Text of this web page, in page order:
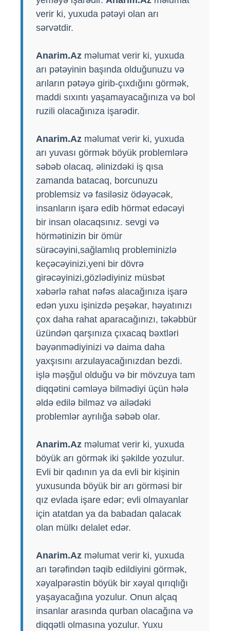
verir ki, yuxuda pətəyi olan arı
sərvətdir.
Anarim.Az məlumat verir ki, yuxuda
arı pətəyinin başında olduğunuzu və
arıların pətəyə girib-çıxdığını görmək,
maddi sıxıntı yaşamayacağınıza və bol
ruzili olacağınıza işarədir.
Anarim.Az məlumat verir ki, yuxuda
arı yuvası görmək böyük problemlərə
səbəb olacaq, əlinizdəki iş qısa
zamanda batacaq, borcunuzu
problemsiz və fasiləsiz ödəyəcək,
insanların işarə edib hörmət edəcəyi
bir insan olacaqsınız. sevgi və
hörmətinizin bir ömür
sürəcəyini,sağlamlıq probleminizlə
keçəcəyinizi,yeni bir dövrə
girəcəyinizi,gözlədiyiniz müsbət
xəbərlə rahat nəfəs alacağınıza işarə
edən yuxu işinizdə peşəkar, həyatınızı
çox daha rahat aparacağınızı, təkəbbür
üzündən qarşınıza çıxacaq bəxtləri
bəyənmədiyinizi və daima daha
yaxşısını arzulayacağınızdan bezdi.
işlə məşğul olduğu və bir mövzuya tam
diqqətini cəmləyə bilmədiyi üçün hələ
əldə edilə bilməz və ailədəki
problemlər ayrılığa səbəb olar.
Anarim.Az məlumat verir ki, yuxuda
böyük arı görmək iki şəkilde yozulur.
Evli bir qadının ya da evli bir kişinin
yuxusunda böyük bir arı görməsi bir
qız evlada işare edər; evli olmayanlar
için atatdan ya da babadan qalacak
olan mülkı delalet edər.
Anarim.Az məlumat verir ki, yuxuda
arı tərəfindən təqib edildiyini görmək,
xəyalpərəstin böyük bir xəyal qırıqlığı
yaşayacağına yozulur. Onun alçaq
insanlar arasında qurban olacağına və
diqqətli olmasına yozulur. Yuxu